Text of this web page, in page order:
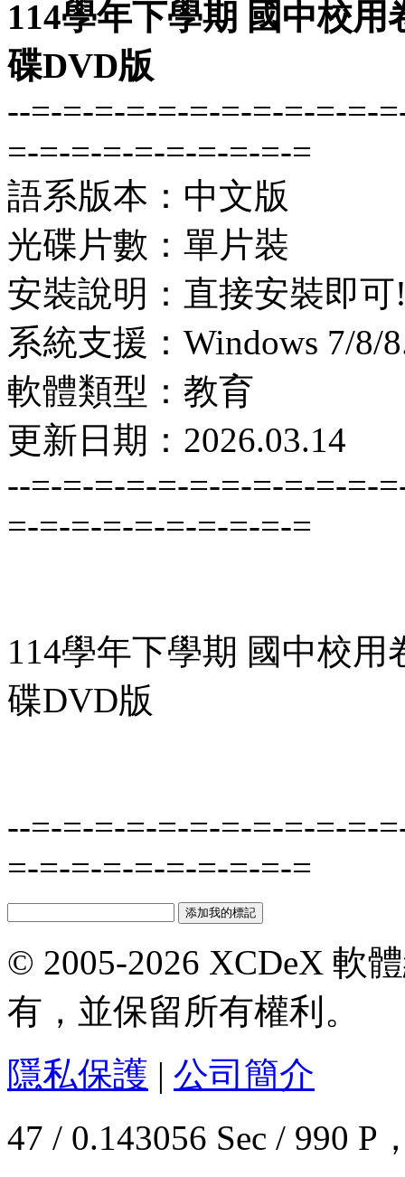
114學年下學期 國中校
碟DVD版
--=-=-=-=-=-=-=-=-=-=-=-
=-=-=-=-=-=-=-=-=-=
語系版本：中文版
光碟片數：單片裝
安裝說明：直接安裝即可
系統支援：Windows 7/8/
軟體類型：教育
更新日期：2026.03.14
--=-=-=-=-=-=-=-=-=-=-=-
=-=-=-=-=-=-=-=-=-=
114學年下學期 國中校
碟DVD版
--=-=-=-=-=-=-=-=-=-=-=-
=-=-=-=-=-=-=-=-=-=
© 2005-2026 XCDeX 軟
有，並保留所有權利。
隱私保護 | 公司簡介
47 / 0.143056 Sec / 990